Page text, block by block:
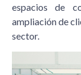
espacios de
ampliación de
sector.